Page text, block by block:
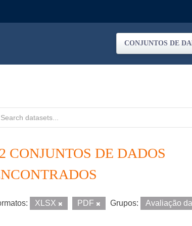
CONJUNTOS DE
CONJUNTOS DE DADOS
XLSX PDF Grupos: Avaliação